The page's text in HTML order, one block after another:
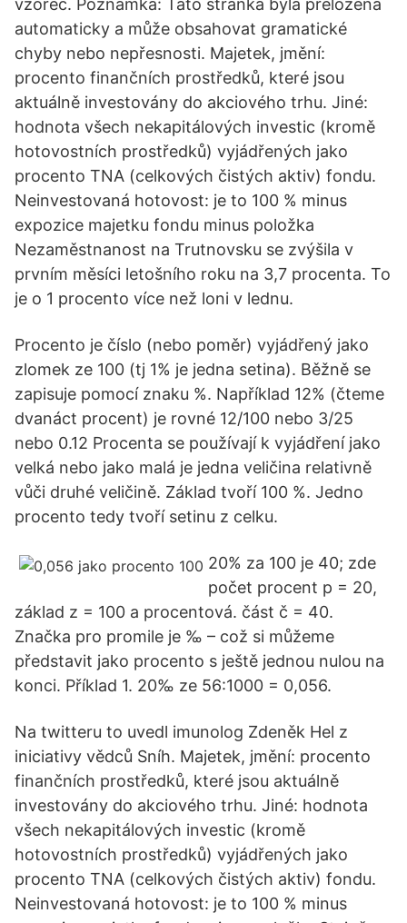
vzorec. Poznámka: Tato stránka byla přeložena
automaticky a může obsahovat gramatické
chyby nebo nepřesnosti. Majetek, jmění:
procento finančních prostředků, které jsou
aktuálně investovány do akciového trhu. Jiné:
hodnota všech nekapitálových investic (kromě
hotovostních prostředků) vyjádřených jako
procento TNA (celkových čistých aktiv) fondu.
Neinvestovaná hotovost: je to 100 % minus
expozice majetku fondu minus položka
Nezaměstnanost na Trutnovsku se zvýšila v
prvním měsíci letošního roku na 3,7 procenta. To
je o 1 procento více než loni v lednu.
Procento je číslo (nebo poměr) vyjádřený jako
zlomek ze 100 (tj 1% je jedna setina). Běžně se
zapisuje pomocí znaku %. Například 12% (čteme
dvanáct procent) je rovné 12/100 nebo 3/25
nebo 0.12 Procenta se používají k vyjádření jako
velká nebo jako malá je jedna veličina relativně
vůči druhé veličině. Základ tvoří 100 %. Jedno
procento tedy tvoří setinu z celku.
20% za 100 je 40; zde
počet procent p = 20,
základ z = 100 a procentová. část č = 40.
Značka pro promile je ‰ – což si můžeme
představit jako procento s ještě jednou nulou na
konci. Příklad 1. 20‰ ze 56:1000 = 0,056.
Na twitteru to uvedl imunolog Zdeněk Hel z
iniciativy vědců Sníh. Majetek, jmění: procento
finančních prostředků, které jsou aktuálně
investovány do akciového trhu. Jiné: hodnota
všech nekapitálových investic (kromě
hotovostních prostředků) vyjádřených jako
procento TNA (celkových čistých aktiv) fondu.
Neinvestovaná hotovost: je to 100 % minus